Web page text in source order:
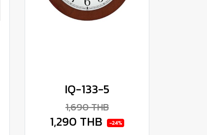
IQ-133-5
1,690 THB
1,290 THB -24%